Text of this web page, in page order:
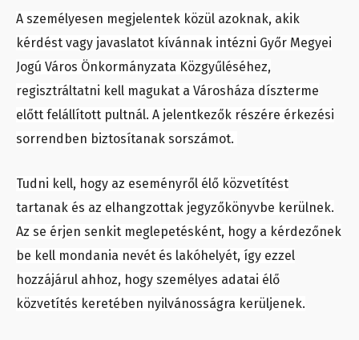
A személyesen megjelentek közül azoknak, akik
kérdést vagy javaslatot kívánnak intézni Győr Megyei
Jogú Város Önkormányzata Közgyűléséhez,
regisztráltatni kell magukat a Városháza díszterme
előtt felállított pultnál. A jelentkezők részére érkezési
sorrendben biztosítanak sorszámot.
Tudni kell, hogy az eseményről élő közvetítést
tartanak és az elhangzottak jegyzőkönyvbe kerülnek.
Az se érjen senkit meglepetésként, hogy a kérdezőnek
be kell mondania nevét és lakóhelyét, így ezzel
hozzájárul ahhoz, hogy személyes adatai élő
közvetítés keretében nyilvánosságra kerüljenek.